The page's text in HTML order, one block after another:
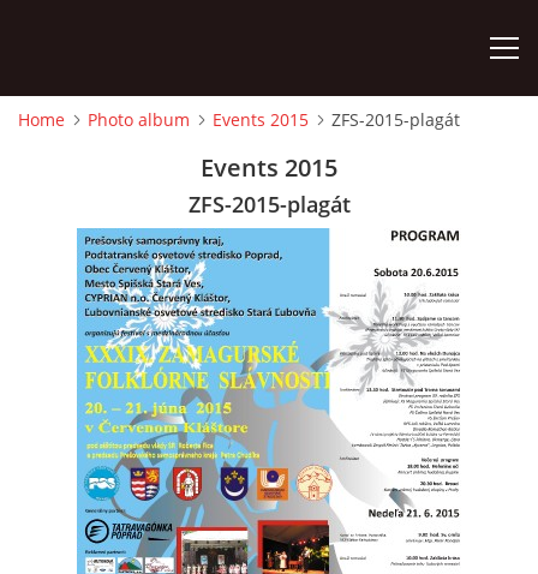
Detský famózny svet SVIT
Korešp. adresa:
kpt. Nálepku 98
059 21 SVIT
SLOVENSKO
00421/903/897660
dfssvit@gmail.com
Slovenčina English
Home Photo album Events 2015 ZFS-2015-plagát
Events 2015
ZFS-2015-plagát